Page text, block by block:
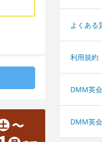
よくある
利用規約
DMM英
DMM英